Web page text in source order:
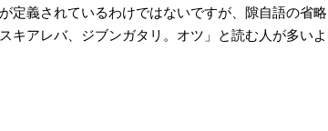
定義されているわけではないですが、隙自語の省略
キアレバ、ジブンガタリ。オツ」と読む人が多いよ